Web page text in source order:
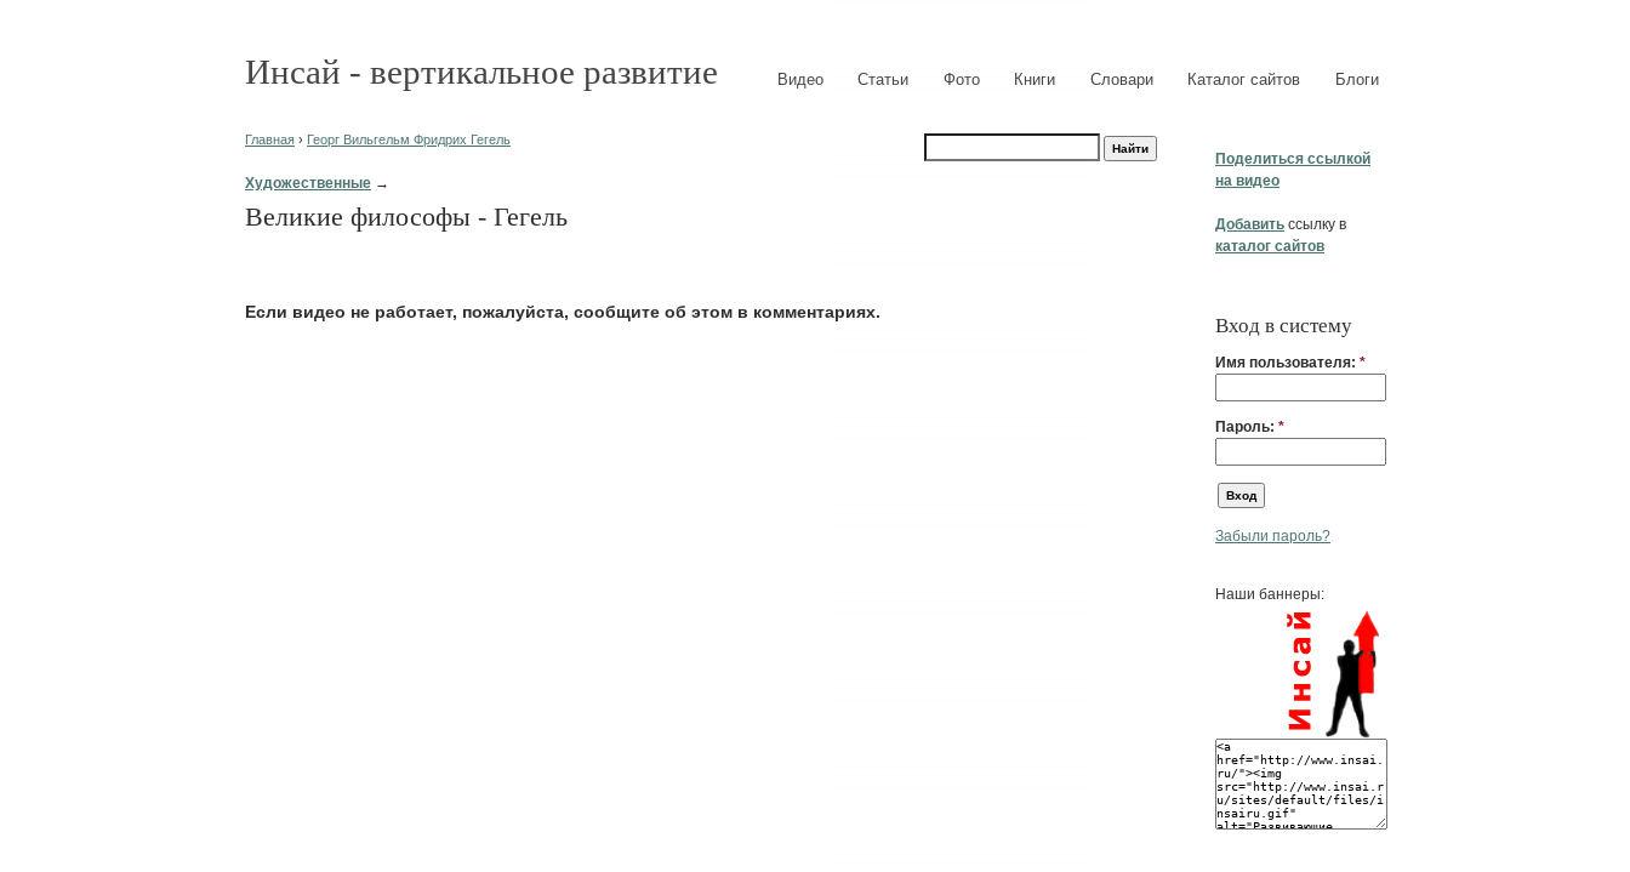
Инсай - вертикальное развитие Видео Статьи Фото Книги Словари Каталог сайтов Блоги
Поделиться ссылкой
на видео
Добавить ссылку в
каталог сайтов
Вход в систему
Имя пользователя: *
Пароль: *
Забыли пароль?
Наши баннеры:
Главная › Георг Вильгельм Фридрих Гегель
Художественные →
Великие философы - Гегель
Eсли видео не работает, пожалуйста, сообщите об этом в комментариях.